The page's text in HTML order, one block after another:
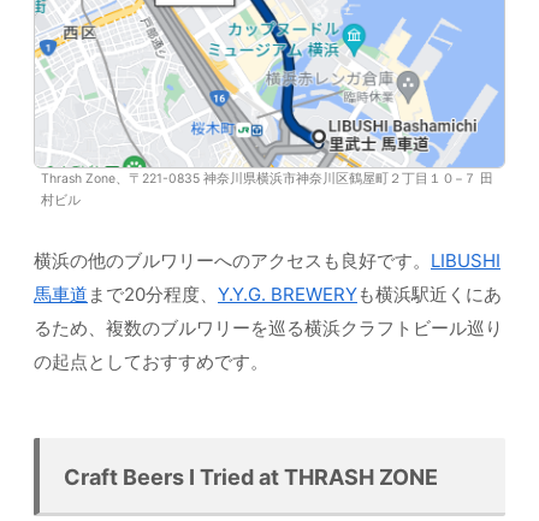
Thrash Zone、〒221-0835 神奈川県横浜市神奈川区鶴屋町２丁目１０−７ 田
村ビル
横浜の他のブルワリーへのアクセスも良好です。 LIBUSHI
馬車道 まで20分程度、 Y.Y.G. BREWERYも横浜駅近くにあ
るため、複数のブルワリーを巡る横浜クラフトビール巡り
の起点としておすすめです。
Craft Beers I Tried at THRASH ZONE